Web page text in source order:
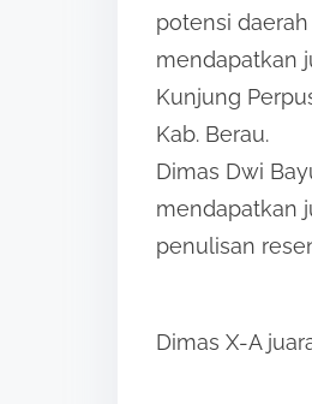
s
p
o
s
t
o
n
potensi
mendapatkan
Kunjung
Kab. Berau.
Dimas Dwi
mendapatkan
penulisan
Dimas X-A